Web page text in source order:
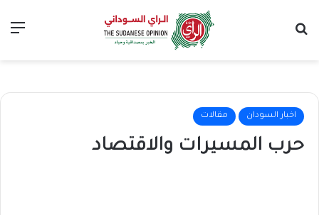
اخبار السودان مقالات
حرب المسيرات والاقتصاد